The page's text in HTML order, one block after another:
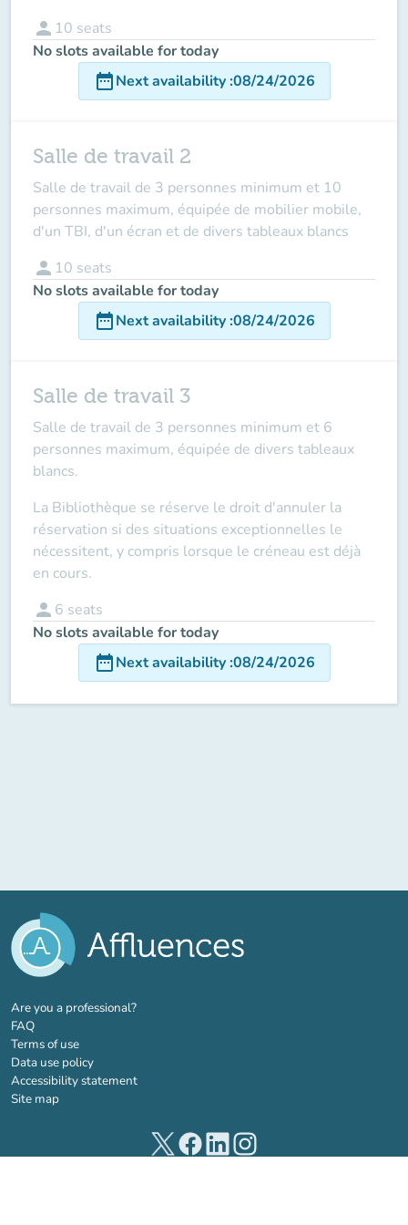
person 10 seats
No slots available for today
date_rangeNext availability:08/24/2026
Salle de travail 2
Salle de travail de 3 personnes minimum et 10
personnes maximum, équipée de mobilier mobile,
d'un TBI, d'un écran et de divers tableaux blancs
person 10 seats
No slots available for today
date_rangeNext availability:08/24/2026
Salle de travail 3
Salle de travail de 3 personnes minimum et 6
personnes maximum, équipée de divers tableaux
blancs.
La Bibliothèque se réserve le droit d'annuler la
réservation si des situations exceptionnelles le
nécessitent, y compris lorsque le créneau est déjà
en cours.
person 6 seats
No slots available for today
date_rangeNext availability:08/24/2026
Are you a professional?(new tab)
FAQ
Terms of use
Data use policy
Accessibility statement
Site map
(new tab)(new tab)(new tab)